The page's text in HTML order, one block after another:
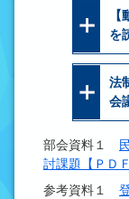
を
法
会
部会資料１
討課題【ＰＤＦ
参考資料１